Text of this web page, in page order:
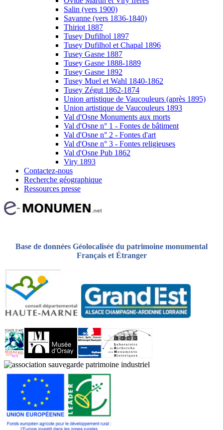
Salin (vers 1900)
Savanne (vers 1836-1840)
Thiriot 1887
Tusey Dufilhol 1897
Tusey Dufilhol et Chapal 1896
Tusey Gasne 1887
Tusey Gasne 1888-1889
Tusey Gasne 1892
Tusey Muel et Wahl 1840-1862
Tusey Zégut 1862-1874
Union artistique de Vaucouleurs (après 1895)
Union artistique de Vaucouleurs 1893
Val d'Osne Monuments aux morts
Val d'Osne n° 1 - Fontes de bâtiment
Val d'Osne n° 2 - Fontes d'art
Val d'Osne n° 3 - Fontes religieuses
Val d'Osne Pub 1862
Viry 1893
Contactez-nous
Recherche géographique
Ressources presse
Base de données Géolocalisée du patrimoine monumental
Français et Étranger